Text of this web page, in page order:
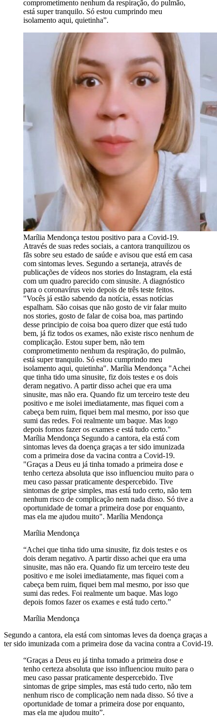
comprometimento nenhum da respiração, do pulmão,
está super tranquilo. Só estou cumprindo meu
isolamento aqui, quietinha”.
Marília Mendonça testou positivo para a Covid-19.
Através de suas redes sociais, a cantora tranquilizou os
fãs sobre seu estado de saúde e avisou que está em casa
com sintomas leves. Segundo a sertaneja, através de
publicações de vídeos nos stories do Instagram, ela está
com um quadro parecido com sinusite. A diagnóstico
para o coronavírus veio depois de três teste feitos.
"Vocês já estão sabendo da notícia, essas notícias
espalham. São coisas que não gosto de vir falar muito
nos stories, gosto de falar de coisa boa, mas partindo
desse principio de coisa boa quero dizer que está tudo
bem, já fiz todos os exames, não existe risco nenhum de
complicação. Estou super bem, não tem
comprometimento nenhum da respiração, do pulmão,
está super tranquilo. Só estou cumprindo meu
isolamento aqui, quietinha". Marília Mendonça "Achei
que tinha tido uma sinusite, fiz dois testes e os dois
deram negativo. A partir disso achei que era uma
sinusite, mas não era. Quando fiz um terceiro teste deu
positivo e me isolei imediatamente, mas fiquei com a
cabeça bem ruim, fiquei bem mal mesmo, por isso que
sumi das redes. Foi realmente um baque. Mas logo
depois fomos fazer os exames e está tudo certo."
Marília Mendonça Segundo a cantora, ela está com
sintomas leves da doença graças a ter sido imunizada
com a primeira dose da vacina contra a Covid-19.
"Graças a Deus eu já tinha tomado a primeira dose e
tenho certeza absoluta que isso influenciou muito para o
meu caso passar praticamente despercebido. Tive
sintomas de gripe simples, mas está tudo certo, não tem
nenhum risco de complicação nem nada disso. Só tive a
oportunidade de tomar a primeira dose por enquanto,
mas ela me ajudou muito". Marília Mendonça
Marília Mendonça
“Achei que tinha tido uma sinusite, fiz dois testes e os
dois deram negativo. A partir disso achei que era uma
sinusite, mas não era. Quando fiz um terceiro teste deu
positivo e me isolei imediatamente, mas fiquei com a
cabeça bem ruim, fiquei bem mal mesmo, por isso que
sumi das redes. Foi realmente um baque. Mas logo
depois fomos fazer os exames e está tudo certo.”
Marília Mendonça
Segundo a cantora, ela está com sintomas leves da doença graças a
ter sido imunizada com a primeira dose da vacina contra a Covid-19.
“Graças a Deus eu já tinha tomado a primeira dose e
tenho certeza absoluta que isso influenciou muito para o
meu caso passar praticamente despercebido. Tive
sintomas de gripe simples, mas está tudo certo, não tem
nenhum risco de complicação nem nada disso. Só tive a
oportunidade de tomar a primeira dose por enquanto,
mas ela me ajudou muito”.